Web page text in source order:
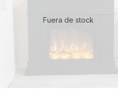
Fuera de stock